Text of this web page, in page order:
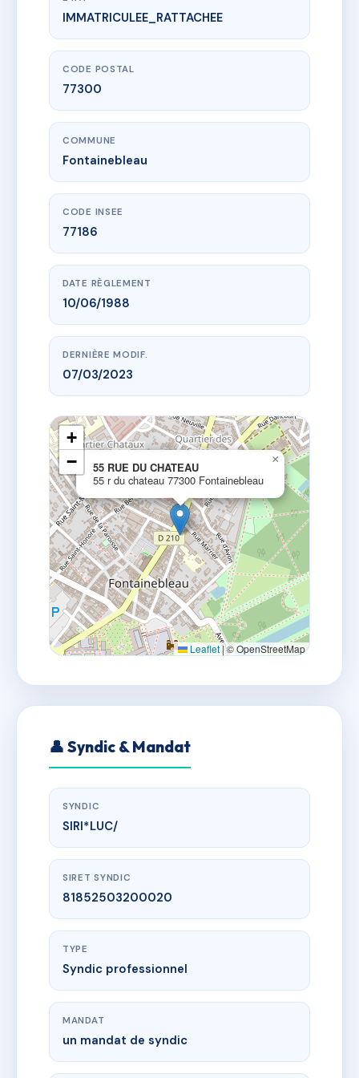
www.vme.plus/AH3052503
55 RUE DU CHATEAU
55 r du chateau77300 Fontainebleau
IMMATRICULEE_RATTACHEE
CODE POSTAL
77300
COMMUNE
Fontainebleau
CODE INSEE
77186
DATE RÈGLEMENT
10/06/1988
DERNIÈRE MODIF.
07/03/2023
55 RUE DU CHATEAU
55 r du chateau 77300 Fontainebleau
×
+
−
Leaflet|© OpenStreetMap
👤 Syndic & Mandat
SYNDIC
SIRI*LUC/
SIRET SYNDIC
81852503200020
TYPE
Syndic professionnel
MANDAT
un mandat de syndic